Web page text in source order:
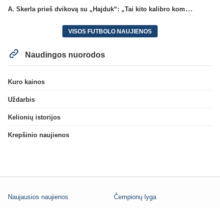
A. Skerla prieš dvikovą su „Hajduk“: „Tai kito kalibro komanda“
VISOS FUTBOLO NAUJIENOS
Naudingos nuorodos
Kuro kainos
Uždarbis
Kelionių istorijos
Krepšinio naujienos
Naujausios naujienos Čempionų lyga